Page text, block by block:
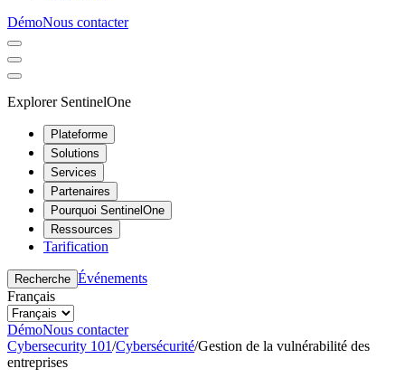
DémoNous contacter
Explorer SentinelOne
Plateforme
Solutions
Services
Partenaires
Pourquoi SentinelOne
Ressources
Tarification
Recherche Événements
Français
DémoNous contacter
Cybersecurity 101/Cybersécurité/Gestion de la vulnérabilité des
entreprises